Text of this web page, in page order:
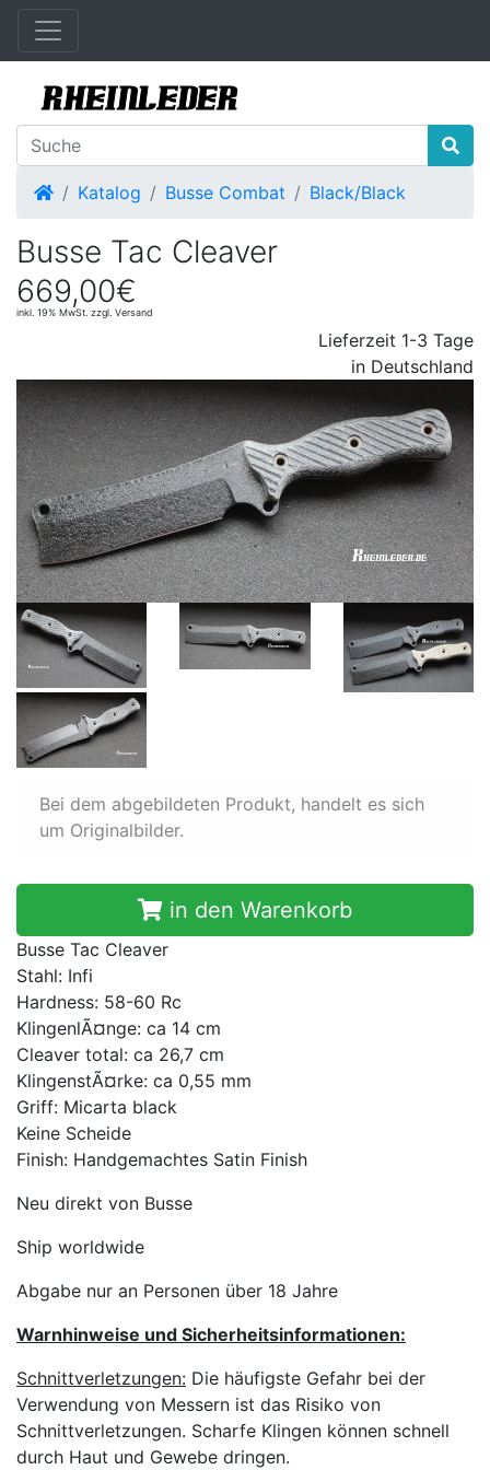
Startseite
Katalog Busse Combat Black/Black
Busse Tac Cleaver
669,00€
inkl. 19% MwSt. zzgl. Versand
Lieferzeit 1-3 Tage
in Deutschland
Bei dem abgebildeten Produkt, handelt es sich
um Originalbilder.
in den Warenkorb
Busse Tac Cleaver
Stahl: Infi
Hardness: 58-60 Rc
KlingenlÃ¤nge: ca 14 cm
Cleaver total: ca 26,7 cm
KlingenstÃ¤rke: ca 0,55 mm
Griff: Micarta black
Keine Scheide
Finish: Handgemachtes Satin Finish
Neu direkt von Busse
Ship worldwide
Abgabe nur an Personen über 18 Jahre
Warnhinweise und Sicherheitsinformationen:
Schnittverletzungen: Die häufigste Gefahr bei der
Verwendung von Messern ist das Risiko von
Schnittverletzungen. Scharfe Klingen können schnell
durch Haut und Gewebe dringen.